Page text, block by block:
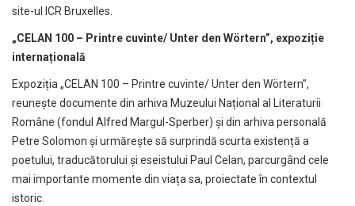
site-ul ICR Bruxelles.
„CELAN 100 – Printre cuvinte/ Unter den Wörtern”, expoziție
internațională
Expoziția „CELAN 100 – Printre cuvinte/ Unter den Wörtern”,
reunește documente din arhiva Muzeului Național al Literaturii
Române (fondul Alfred Margul-Sperber) și din arhiva personală
Petre Solomon și urmărește să surprindă scurta existență a
poetului, traducătorului și eseistului Paul Celan, parcurgând cele
mai importante momente din viața sa, proiectate în contextul
istoric.